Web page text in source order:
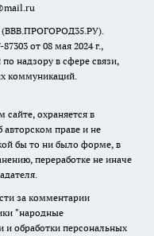
(ВВВ.ПРОГОРОД35.РУ).
от 08 мая 2024 г.,
надзору в сфере связи,
коммуникаций.
охраняется в
авторском праве и не
бы то ни было форме, в
переработке не иначе
за комментарии
"народные
и обработки персональных